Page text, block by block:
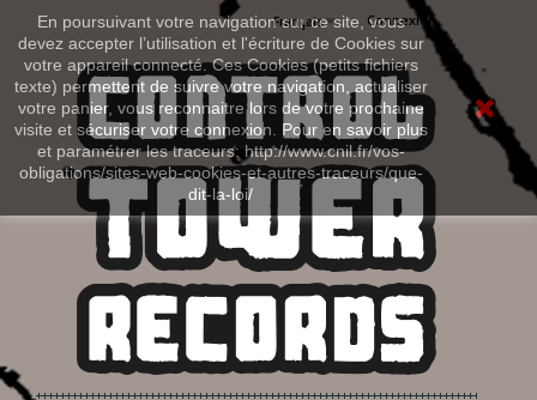
En poursuivant votre navigation sur ce site, vous
devez accepter l’utilisation et l'écriture de Cookies sur
votre appareil connecté. Ces Cookies (petits fichiers
texte) permettent de suivre votre navigation, actualiser
votre panier, vous reconnaitre lors de votre prochaine
visite et sécuriser votre connexion. Pour en savoir plus
et paramétrer les traceurs: http://www.cnil.fr/vos-
obligations/sites-web-cookies-et-autres-traceurs/que-
dit-la-loi/
Connexion
Français